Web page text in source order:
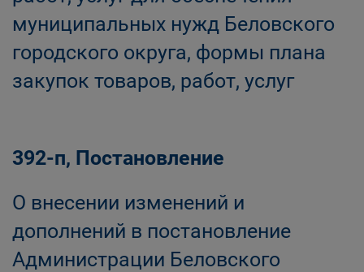
муниципальных нужд Беловского
городского округа, формы плана
закупок товаров, работ, услуг
392-п, Постановление
О внесении изменений и
дополнений в постановление
Администрации Беловского